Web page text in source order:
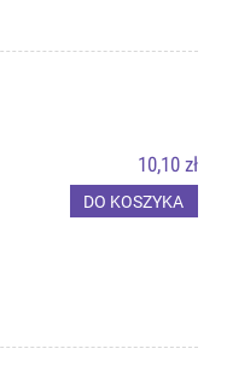
10,10 zł
DO KOSZYKA